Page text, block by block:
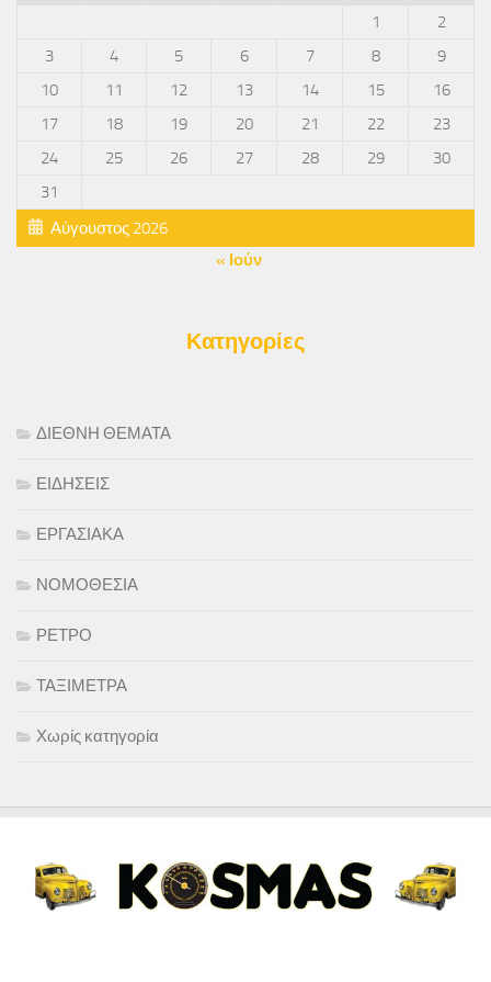
Αύγουστος 2026
1
2
3
4 5 6 7 8
9
10
11 12 13 14 15
16
17
18 19 20 21 22
23
24
25 26 27 28 29
30
31
« Ιούν
Κατηγορίες
ΔΙΕΘΝΗ ΘΕΜΑΤΑ
ΕΙΔΗΣΕΙΣ
ΕΡΓΑΣΙΑΚΑ
ΝΟΜΟΘΕΣΙΑ
ΡΕΤΡΟ
ΤΑΞΙΜΕΤΡΑ
Χωρίς κατηγορία